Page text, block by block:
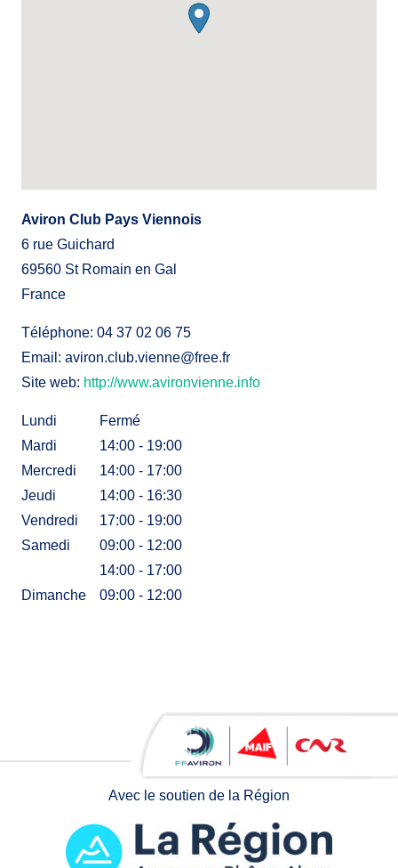
Aviron Club Pays Viennois
6 rue Guichard
69560 St Romain en Gal
France
Téléphone: 04 37 02 06 75
Email: aviron.club.vienne@free.fr
Site web: http://www.avironvienne.info
Lundi
Fermé
Mardi
14:00 - 19:00
Mercredi
14:00 - 17:00
Jeudi
14:00 - 16:30
Vendredi
17:00 - 19:00
Samedi
09:00 - 12:00
14:00 - 17:00
Dimanche
09:00 - 12:00
Avec le soutien de la Région